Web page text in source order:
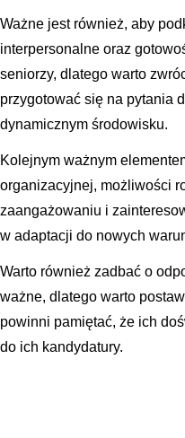
Ważne jest również, aby
interpersonalne oraz
seniorzy, dlatego warto
przygotować się na pytania
dynamicznym środowisku.
Kolejnym ważnym
organizacyjnej, możliwości
zaangażowaniu i
w adaptacji do nowych
Warto również zadbać o
ważne, dlatego warto
powinni pamiętać, że ich
do ich kandydatury.